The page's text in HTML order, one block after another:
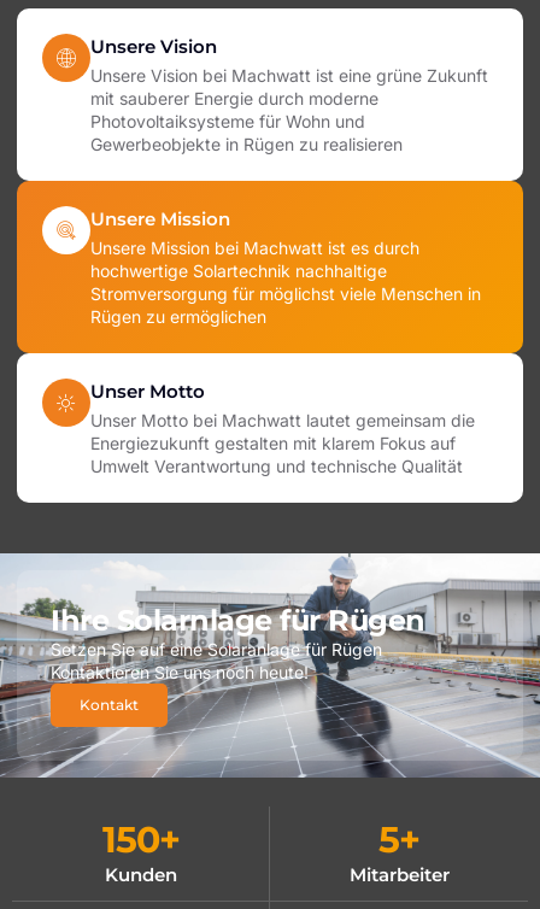
Unsere Vision
Unsere Vision bei Machwatt ist eine grüne Zukunft
mit sauberer Energie durch moderne
Photovoltaiksysteme für Wohn und
Gewerbeobjekte in Rügen zu realisieren
Unsere Mission
Unsere Mission bei Machwatt ist es durch
hochwertige Solartechnik nachhaltige
Stromversorgung für möglichst viele Menschen in
Rügen zu ermöglichen
Unser Motto
Unser Motto bei Machwatt lautet gemeinsam die
Energiezukunft gestalten mit klarem Fokus auf
Umwelt Verantwortung und technische Qualität
Ihre Solarnlage für Rügen
Setzen Sie auf eine Solaranlage für Rügen
Kontaktieren Sie uns noch heute!
Kontakt
Kunden
150+
Mitarbeiter
5+